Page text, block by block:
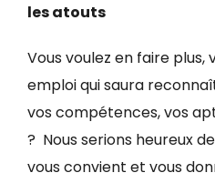
les atouts
Vous voulez en faire plus,
emploi qui saura
vos compétences, vos
? Nous serions heureux
vous convient et vous